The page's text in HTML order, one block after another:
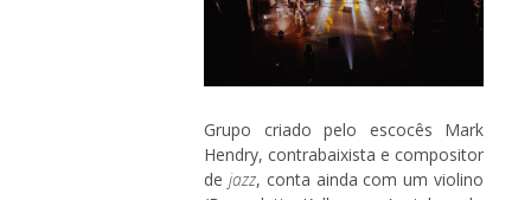
Grupo criado pelo escocês Mark
Hendry, contrabaixista e compositor
de jazz, conta ainda com um violino